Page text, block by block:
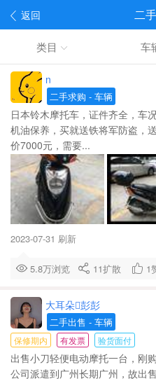
返回 二
类目 车
n
二手求购 - 车辆
日本铃木摩托车，证件齐全，车
机油保养，买就送铁将军防盗，
价7000元，需要...
2023-07-31 刷新
5.8万浏览 11扩散 1
大耳朵彭彭
二手出售 - 车辆
保修期内 有发票 验货面付
出售小刀轻便电动摩托一台，刚
公司派遣到广州长期广州，故出